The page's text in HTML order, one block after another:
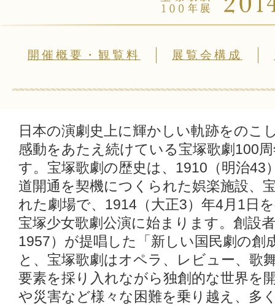
開催概要・観覧料 展覧会構成
日本の演劇史上に輝かしい軌跡をのこ
感動をあたえ続けている宝塚歌劇100
す。宝塚歌劇の歴史は、1910（明治43
道開通を契機につくられた娯楽施設、
れた劇場で、1914（大正3）年4月1日
宝塚少女歌劇公演に始まります。創設
1957）が提唱した「新しい国民劇の創
と、宝塚歌劇はオペラ、レビュー、歌
要素を採り入れながら独創的な世界を
や災害など様々な困難を乗り越え、多